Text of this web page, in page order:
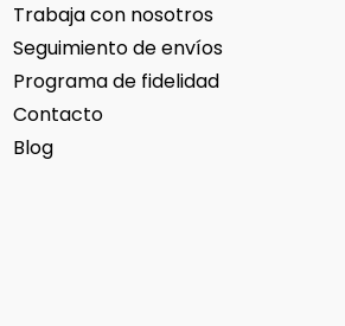
Trabaja con nosotros
Seguimiento de envíos
Programa de fidelidad
Contacto
Blog